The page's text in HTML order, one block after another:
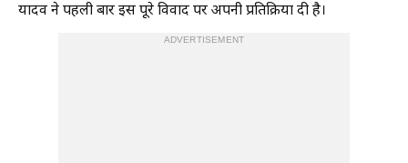
यादव ने पहली बार इस पूरे विवाद पर अपनी प्रतिक्रिया दी है।
ADVERTISEMENT